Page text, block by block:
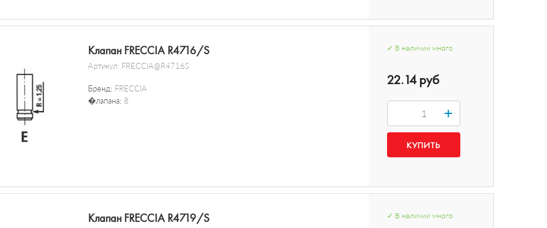
Клапан FRECCIA R4716/S
Артикул: FRECCIA@R4716S
Бренд: FRECCIA
�лапана: 8
✓ В наличии много
22.14 руб
+
Клапан FRECCIA R4719/S ✓ В наличии много